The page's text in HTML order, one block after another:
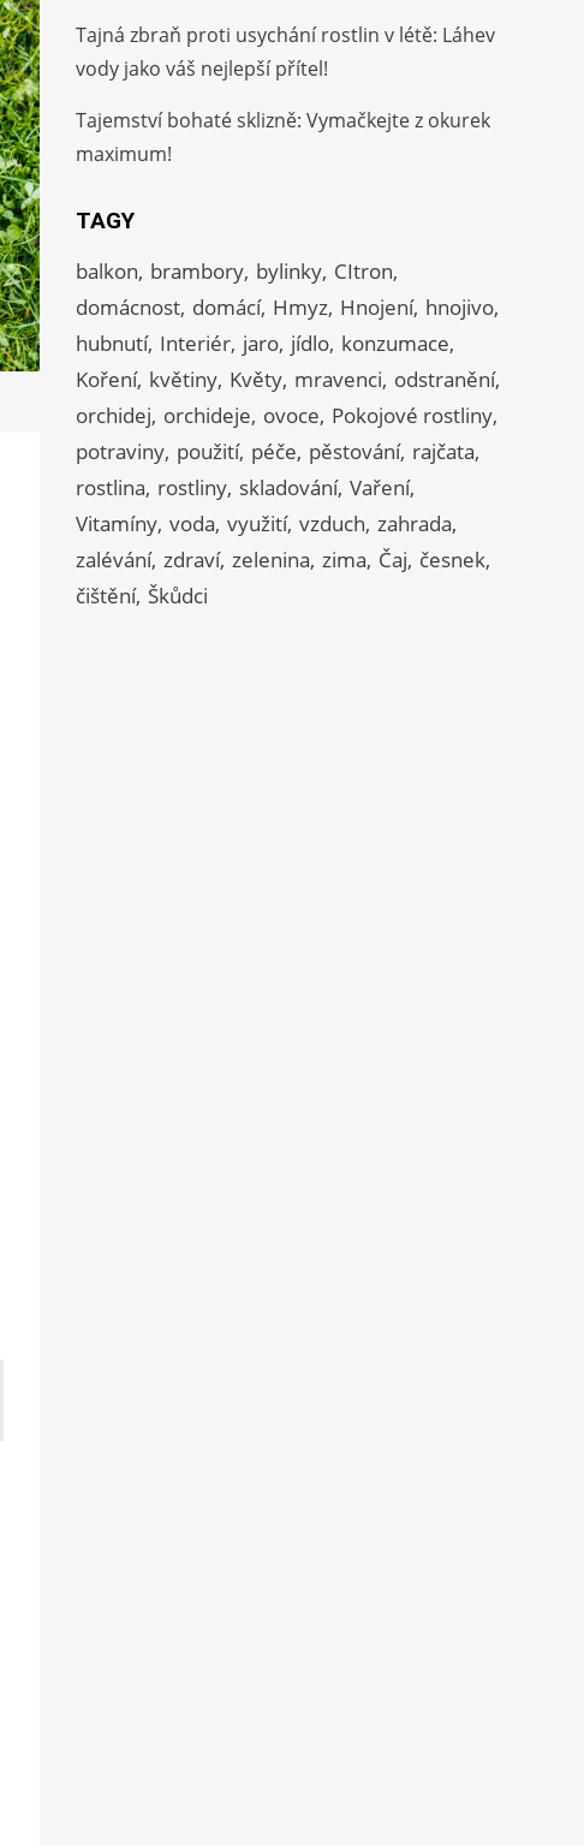
Tajná zbraň proti usychání rostlin v létě: Láhev
vody jako váš nejlepší přítel!
Tajemství bohaté sklizně: Vymačkejte z okurek
maximum!
TAGY
balkon brambory bylinky CItron
domácnost domácí Hmyz Hnojení hnojivo
hubnutí Interiér jaro jídlo konzumace
Koření květiny Květy mravenci odstranění
orchidej orchideje ovoce Pokojové rostliny
potraviny použití péče pěstování rajčata
rostlina rostliny skladování Vaření
Vitamíny voda využití vzduch zahrada
zalévání zdraví zelenina zima Čaj česnek
čištění Škůdci